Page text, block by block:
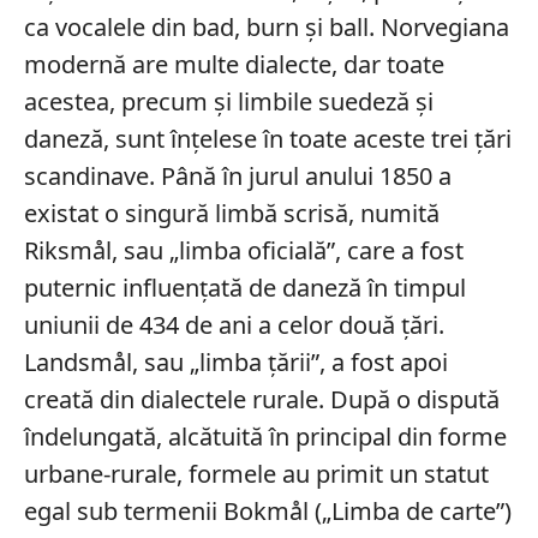
ca vocalele din bad, burn și ball. Norvegiana
modernă are multe dialecte, dar toate
acestea, precum și limbile suedeză și
daneză, sunt înțelese în toate aceste trei țări
scandinave. Până în jurul anului 1850 a
existat o singură limbă scrisă, numită
Riksmål, sau „limba oficială”, care a fost
puternic influențată de daneză în timpul
uniunii de 434 de ani a celor două țări.
Landsmål, sau „limba țării”, a fost apoi
creată din dialectele rurale. După o dispută
îndelungată, alcătuită în principal din forme
urbane-rurale, formele au primit un statut
egal sub termenii Bokmål („Limba de carte”)